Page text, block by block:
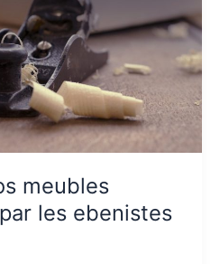
meubles
les ebenistes